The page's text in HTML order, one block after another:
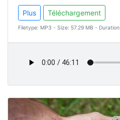
Plus Téléchargement
Filetype: MP3 - Size: 57.29 MB -